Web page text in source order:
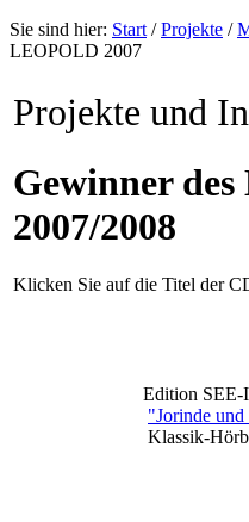
Sie sind hier: Start /Projekte /
LEOPOLD 2007
Projekte und
Gewinner
2007/2008
Klicken Sie auf die Titel der
Edition
"Jorinde
Klassik-